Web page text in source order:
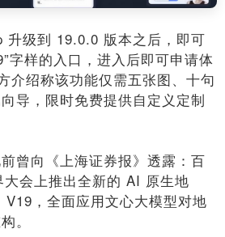
升级到 19.0.0 版本之后，即可
字样的入口，进入后即可申请体
介绍称该功能仅需五张图、十句
导，限时免费提供自定义定制
曾向《上海证券报》透露：百
会上推出全新的 AI 原生地
，全面应用文心大模型对地
。